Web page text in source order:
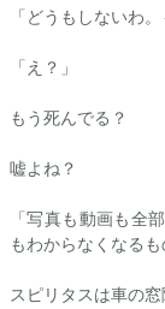
「どうもしないわ
「え？」
もう死んでる？
嘘よね？
「写真も動画も全
もわからなくなるも
スピリタスは車の窓